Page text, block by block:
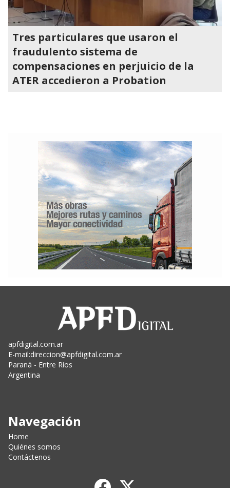
Tres particulares que usaron el
fraudulento sistema de
compensaciones en perjuicio de la
ATER accedieron a Probation
apfdigital.com.ar
E-mail:direccion@apfdigital.com.ar
Paraná - Entre Ríos
Argentina
Navegación
Home
Quiénes somos
Contáctenos